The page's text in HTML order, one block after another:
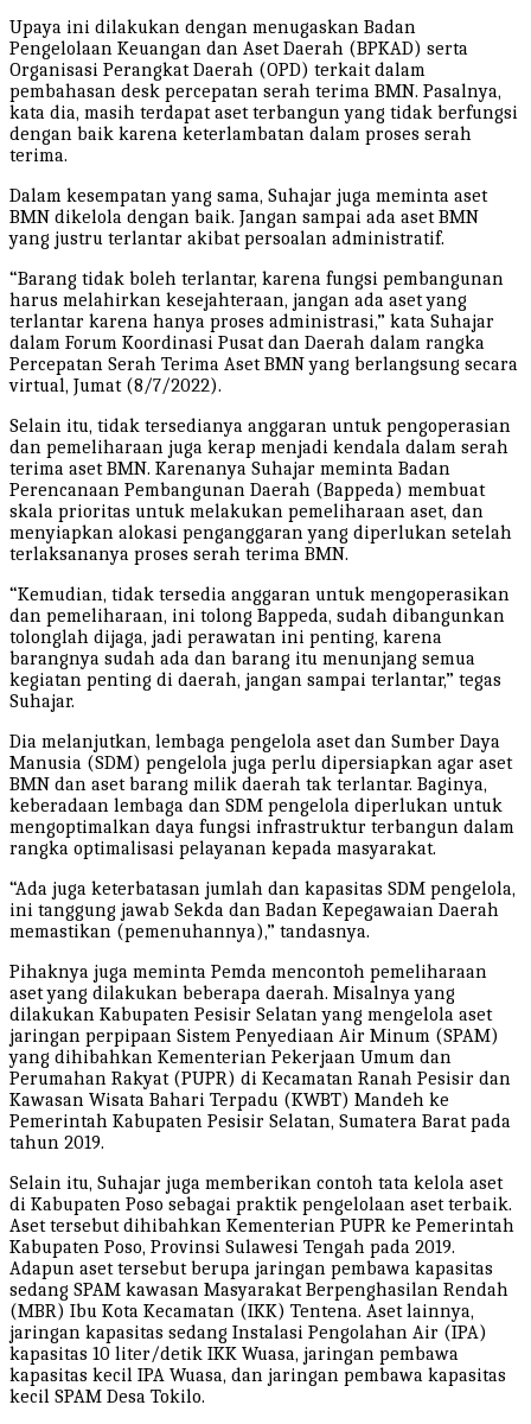
Upaya ini dilakukan dengan menugaskan Badan
Pengelolaan Keuangan dan Aset Daerah (BPKAD) serta
Organisasi Perangkat Daerah (OPD) terkait dalam
pembahasan desk percepatan serah terima BMN. Pasalnya,
kata dia, masih terdapat aset terbangun yang tidak berfungsi
dengan baik karena keterlambatan dalam proses serah
terima.
Dalam kesempatan yang sama, Suhajar juga meminta aset
BMN dikelola dengan baik. Jangan sampai ada aset BMN
yang justru terlantar akibat persoalan administratif.
“Barang tidak boleh terlantar, karena fungsi pembangunan
harus melahirkan kesejahteraan, jangan ada aset yang
terlantar karena hanya proses administrasi,” kata Suhajar
dalam Forum Koordinasi Pusat dan Daerah dalam rangka
Percepatan Serah Terima Aset BMN yang berlangsung secara
virtual, Jumat (8/7/2022).
Selain itu, tidak tersedianya anggaran untuk pengoperasian
dan pemeliharaan juga kerap menjadi kendala dalam serah
terima aset BMN. Karenanya Suhajar meminta Badan
Perencanaan Pembangunan Daerah (Bappeda) membuat
skala prioritas untuk melakukan pemeliharaan aset, dan
menyiapkan alokasi penganggaran yang diperlukan setelah
terlaksananya proses serah terima BMN.
“Kemudian, tidak tersedia anggaran untuk mengoperasikan
dan pemeliharaan, ini tolong Bappeda, sudah dibangunkan
tolonglah dijaga, jadi perawatan ini penting, karena
barangnya sudah ada dan barang itu menunjang semua
kegiatan penting di daerah, jangan sampai terlantar,” tegas
Suhajar.
Dia melanjutkan, lembaga pengelola aset dan Sumber Daya
Manusia (SDM) pengelola juga perlu dipersiapkan agar aset
BMN dan aset barang milik daerah tak terlantar. Baginya,
keberadaan lembaga dan SDM pengelola diperlukan untuk
mengoptimalkan daya fungsi infrastruktur terbangun dalam
rangka optimalisasi pelayanan kepada masyarakat.
“Ada juga keterbatasan jumlah dan kapasitas SDM pengelola,
ini tanggung jawab Sekda dan Badan Kepegawaian Daerah
memastikan (pemenuhannya),” tandasnya.
Pihaknya juga meminta Pemda mencontoh pemeliharaan
aset yang dilakukan beberapa daerah. Misalnya yang
dilakukan Kabupaten Pesisir Selatan yang mengelola aset
jaringan perpipaan Sistem Penyediaan Air Minum (SPAM)
yang dihibahkan Kementerian Pekerjaan Umum dan
Perumahan Rakyat (PUPR) di Kecamatan Ranah Pesisir dan
Kawasan Wisata Bahari Terpadu (KWBT) Mandeh ke
Pemerintah Kabupaten Pesisir Selatan, Sumatera Barat pada
tahun 2019.
Selain itu, Suhajar juga memberikan contoh tata kelola aset
di Kabupaten Poso sebagai praktik pengelolaan aset terbaik.
Aset tersebut dihibahkan Kementerian PUPR ke Pemerintah
Kabupaten Poso, Provinsi Sulawesi Tengah pada 2019.
Adapun aset tersebut berupa jaringan pembawa kapasitas
sedang SPAM kawasan Masyarakat Berpenghasilan Rendah
(MBR) Ibu Kota Kecamatan (IKK) Tentena. Aset lainnya,
jaringan kapasitas sedang Instalasi Pengolahan Air (IPA)
kapasitas 10 liter/detik IKK Wuasa, jaringan pembawa
kapasitas kecil IPA Wuasa, dan jaringan pembawa kapasitas
kecil SPAM Desa Tokilo.